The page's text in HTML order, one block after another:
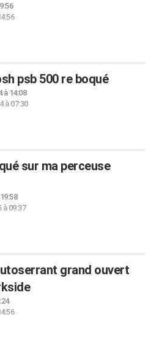
psb 500 re boqué
à 14:08
à 07:30
sur ma perceuse
à 09:37
grand ouvert